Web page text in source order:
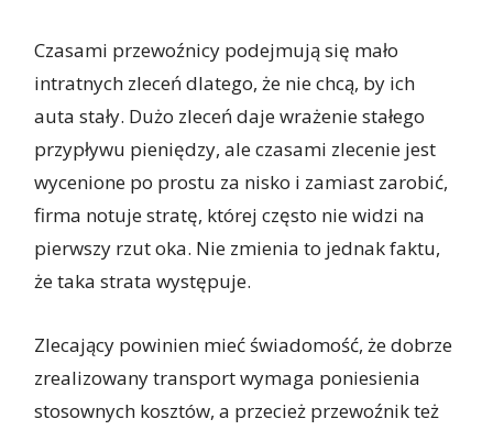
Czasami przewoźnicy podejmują się mało
intratnych zleceń dlatego, że nie chcą, by ich
auta stały. Dużo zleceń daje wrażenie stałego
przypływu pieniędzy, ale czasami zlecenie jest
wycenione po prostu za nisko i zamiast zarobić,
firma notuje stratę, której często nie widzi na
pierwszy rzut oka. Nie zmienia to jednak faktu,
że taka strata występuje.
Zlecający powinien mieć świadomość, że dobrze
zrealizowany transport wymaga poniesienia
stosownych kosztów, a przecież przewoźnik też